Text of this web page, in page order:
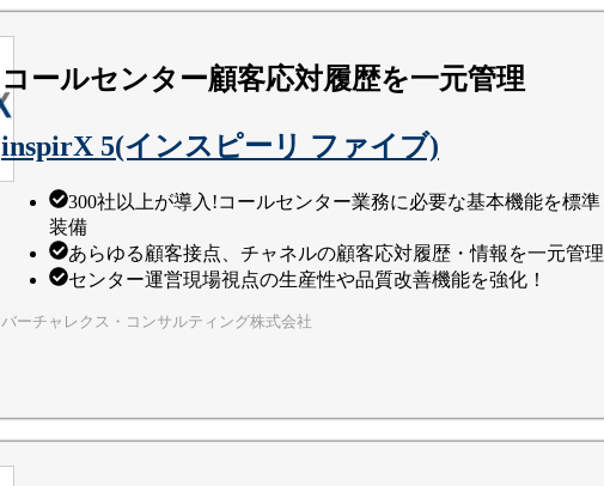
コールセンター顧客応対履歴を一元管理
inspirX 5(インスピーリ ファイブ)
300社以上が導入!コールセンター業務に必要な基本機能を標準
装備
あらゆる顧客接点、チャネルの顧客応対履歴・情報を一元管理
センター運営現場視点の生産性や品質改善機能を強化！
バーチャレクス・コンサルティング株式会社